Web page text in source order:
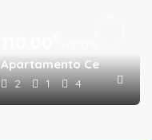
Apartamento Cerdeira
2 1 4